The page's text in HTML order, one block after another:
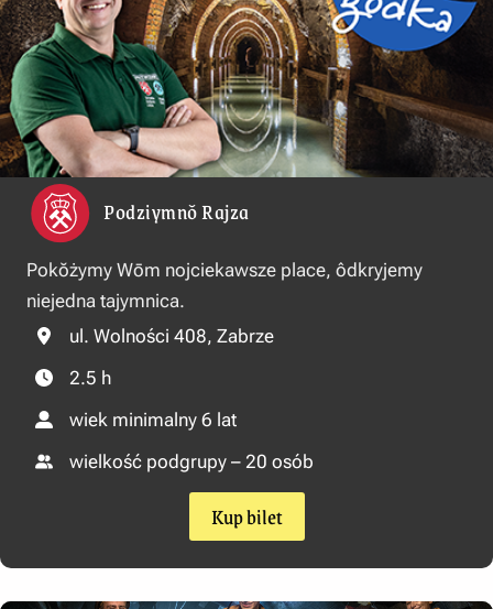
Podziymnŏ Rajza
Pokŏżymy Wōm nojciekawsze place, ôdkryjemy
niejedna tajymnica.
ul. Wolności 408, Zabrze
2.5 h
wiek minimalny 6 lat
wielkość podgrupy – 20 osób
Kup bilet